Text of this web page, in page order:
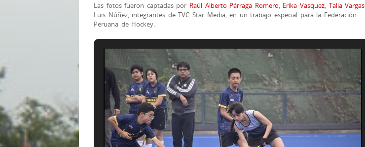
Las fotos fueron captadas por Raúl Alberto Párraga Romero, Erika Vasquez, Talia Vargas
Luis Núñez, integrantes de TVC Star Media, en un trabajo especial para la Federación
Peruana de Hockey.